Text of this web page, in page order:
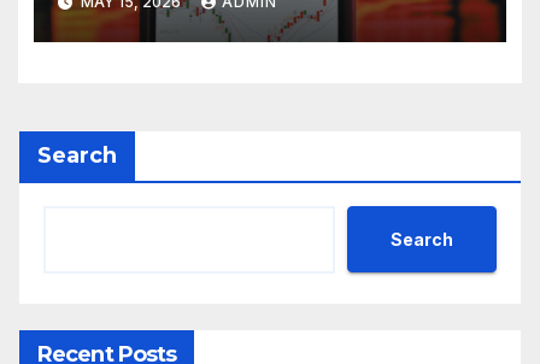
Search
Search
Recent Posts